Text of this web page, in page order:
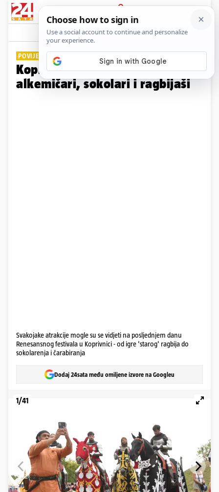
PRIJAVA
Galerija Komentari
POVIJESNA ATRAKCIJA
Koprivnicom su 'protutnjali'
alkemičari, sokolari i ragbijaši
Svakojake atrakcije mogle su se vidjeti na posljednjem danu
Renesansnog festivala u Koprivnici - od igre 'starog' ragbija do
sokolarenja i čarabiranja
Dodaj 24sata među omiljene izvore na Googleu
1/41